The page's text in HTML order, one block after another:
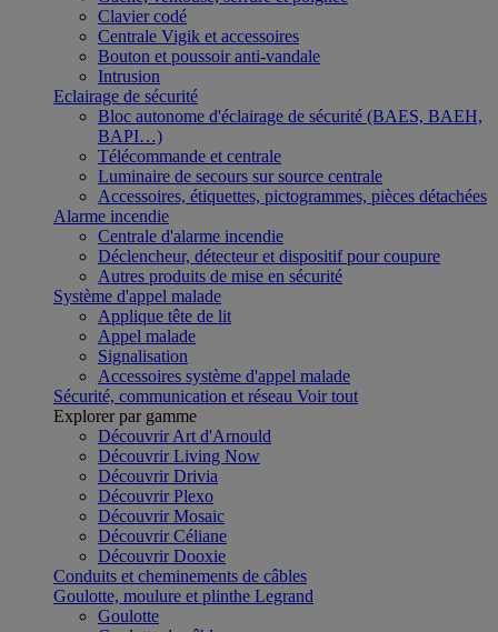
Clavier codé
Centrale Vigik et accessoires
Bouton et poussoir anti-vandale
Intrusion
Eclairage de sécurité
Bloc autonome d'éclairage de sécurité (BAES, BAEH,
BAPI…)
Télécommande et centrale
Luminaire de secours sur source centrale
Accessoires, étiquettes, pictogrammes, pièces détachées
Alarme incendie
Centrale d'alarme incendie
Déclencheur, détecteur et dispositif pour coupure
Autres produits de mise en sécurité
Système d'appel malade
Applique tête de lit
Appel malade
Signalisation
Accessoires système d'appel malade
Sécurité, communication et réseau Voir tout
Explorer par gamme
Découvrir Art d'Arnould
Découvrir Living Now
Découvrir Drivia
Découvrir Plexo
Découvrir Mosaic
Découvrir Céliane
Découvrir Dooxie
Conduits et cheminements de câbles
Goulotte, moulure et plinthe Legrand
Goulotte